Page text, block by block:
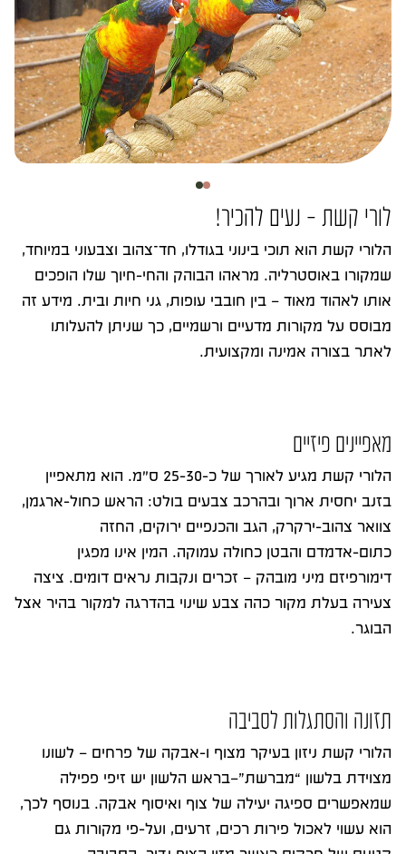
לורי קשת – נעים להכיר!
הלורי קשת הוא תוכי בינוני בגודלו, חד־צהוב וצבעוני במיוחד,
שמקורו באוסטרליה. מראהו הבוהק והחי-חיוך שלו הופכים
אותו לאהוד מאוד – בין חובבי עופות, גני חיות ובית. מידע זה
מבוסס על מקורות מדעיים ורשמיים, כך שניתן להעלותו
לאתר בצורה אמינה ומקצועית.
מאפיינים פיזיים
הלורי קשת מגיע לאורך של כ-25-30 ס״מ. הוא מתאפיין
בזנב יחסית ארוך ובהרכב צבעים בולט: הראש כחול-ארגמן,
צוואר צהוב-ירקרק, הגב והכנפיים ירוקים, החזה
כתום-אדמדם והבטן כחולה עמוקה. המין אינו מפגין
דימורפיזם מיני מובהק – זכרים ונקבות נראים דומים. ציצה
צעירה בעלת מקור כהה צבע שינוי בהדרגה למקור בהיר אצל
הבוגר.
תזונה והסתגלות לסביבה
הלורי קשת ניזון בעיקר מצוף ו-אבקה של פרחים – לשונו
מצוידת בלשון “מברשת”–בראש הלשון יש זיפי פפילה
שמאפשרים ספיגה יעילה של צוף ואיסוף אבקה. בנוסף לכך,
הוא עשוי לאכול פירות רכים, זרעים, ועל-פי מקורות גם